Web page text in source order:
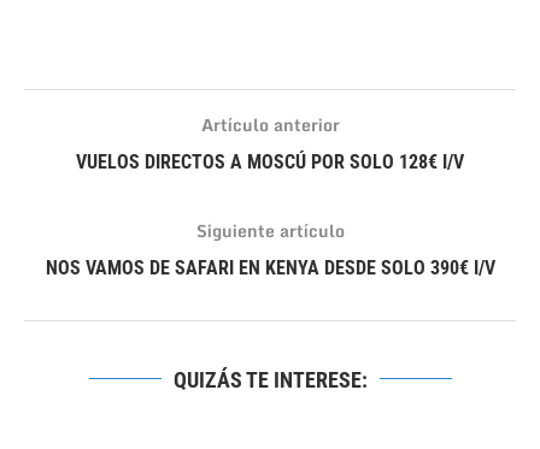
Artículo anterior
VUELOS DIRECTOS A MOSCÚ POR SOLO 128€ I/V
Siguiente artículo
NOS VAMOS DE SAFARI EN KENYA DESDE SOLO 390€ I/V
QUIZÁS TE INTERESE: